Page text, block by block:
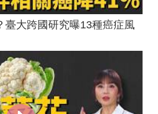
臺大跨國研究曝13種癌症風